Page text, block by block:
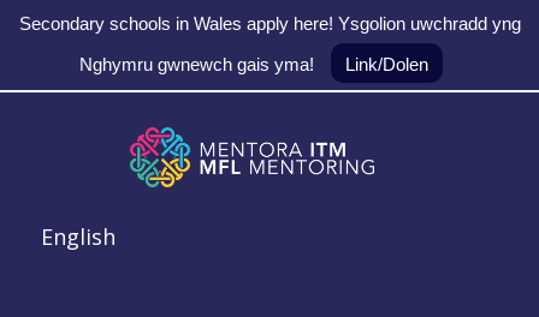
Secondary schools in Wales apply here! Ysgolion uwchradd yng
Nghymru gwnewch gais yma!
Link/Dolen
Skip to main navigation
Skip to main content
Skip to footer
English